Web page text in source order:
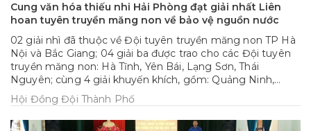
Cung văn hóa thiếu nhi Hải Phòng đạt giải nhất Liên
hoan tuyên truyền măng non về bảo vệ nguồn nước
02 giải nhì đã thuộc về Đội tuyên truyền măng non TP Hà
Nội và Bắc Giang; 04 giải ba được trao cho các Đội tuyên
truyền măng non: Hà Tĩnh, Yên Bái, Lạng Sơn, Thái
Nguyên; cùng 4 giải khuyến khích, gồm: Quảng Ninh,
Thanh Hóa, Phú Thọ và Hải Dương.
Hội Đồng Đội Thành Phố